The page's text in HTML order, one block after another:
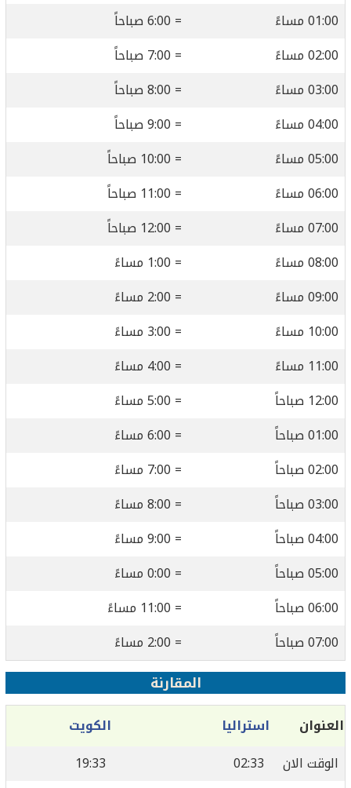
01:00 مساءً
= 6:00 صباحاً
02:00 مساءً
= 7:00 صباحاً
03:00 مساءً
= 8:00 صباحاً
04:00 مساءً
= 9:00 صباحاً
05:00 مساءً
= 10:00 صباحاً
06:00 مساءً
= 11:00 صباحاً
07:00 مساءً
= 12:00 صباحاً
08:00 مساءً
= 1:00 مساءً
09:00 مساءً
= 2:00 مساءً
10:00 مساءً
= 3:00 مساءً
11:00 مساءً
= 4:00 مساءً
12:00 صباحاً
= 5:00 مساءً
01:00 صباحاً
= 6:00 مساءً
02:00 صباحاً
= 7:00 مساءً
03:00 صباحاً
= 8:00 مساءً
04:00 صباحاً
= 9:00 مساءً
05:00 صباحاً
= 0:00 مساءً
06:00 صباحاً
= 11:00 مساءً
07:00 صباحاً
= 2:00 مساءً
المقارنة
العنوان استراليا
الكويت
الوقت الان
02:33
19:33